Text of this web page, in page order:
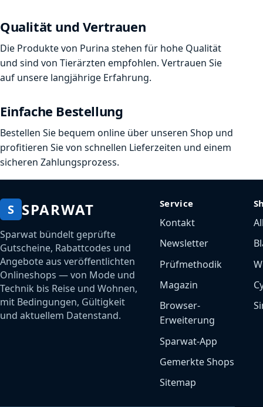
Qualität und Vertrauen
Die Produkte von Purina stehen für hohe Qualität
und sind von Tierärzten empfohlen. Vertrauen Sie
auf unsere langjährige Erfahrung.
Einfache Bestellung
Bestellen Sie bequem online über unseren Shop und
profitieren Sie von schnellen Lieferzeiten und einem
sicheren Zahlungsprozess.
S SPARWAT
Sparwat bündelt geprüfte
Gutscheine, Rabattcodes und
Angebote aus veröffentlichten
Onlineshops — von Mode und
Technik bis Reise und Wohnen,
mit Bedingungen, Gültigkeit
und aktuellem Datenstand.
Service
Kontakt
Newsletter
Prüfmethodik
Magazin
Browser-
Erweiterung
Sparwat-App
Gemerkte Shops
Sitemap